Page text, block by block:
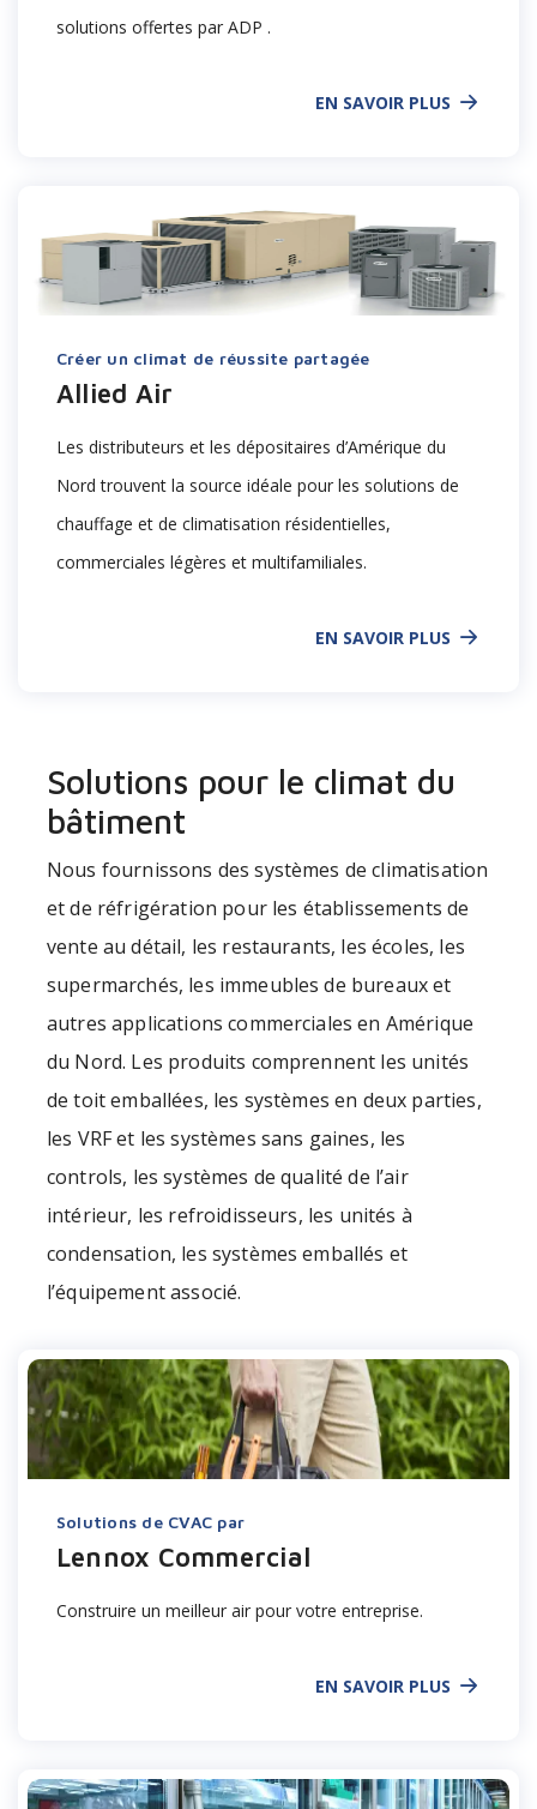
solutions offertes par ADP .
EN SAVOIR PLUS
Créer un climat de réussite partagée
Allied Air
Les distributeurs et les dépositaires d’Amérique du
Nord trouvent la source idéale pour les solutions de
chauffage et de climatisation résidentielles,
commerciales légères et multifamiliales.
EN SAVOIR PLUS
Solutions pour le climat du
bâtiment
Nous fournissons des systèmes de climatisation
et de réfrigération pour les établissements de
vente au détail, les restaurants, les écoles, les
supermarchés, les immeubles de bureaux et
autres applications commerciales en Amérique
du Nord. Les produits comprennent les unités
de toit emballées, les systèmes en deux parties,
les VRF et les systèmes sans gaines, les
controls, les systèmes de qualité de l’air
intérieur, les refroidisseurs, les unités à
condensation, les systèmes emballés et
l’équipement associé.
Solutions de CVAC par
Lennox Commercial
Construire un meilleur air pour votre entreprise.
EN SAVOIR PLUS